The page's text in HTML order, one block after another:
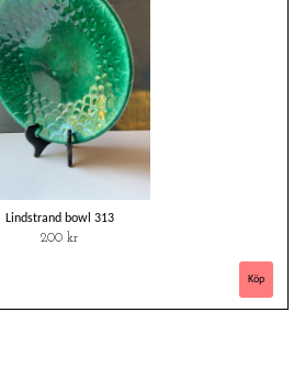
Lindstrand bowl 313
200 kr